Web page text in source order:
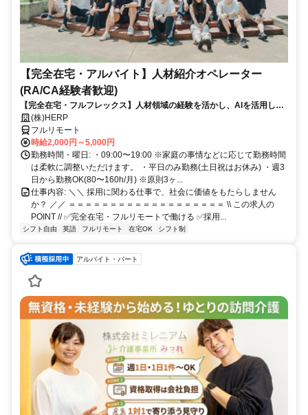
【完全在宅・アルバイト】人材紹介オペレーター
(RA/CA経験者歓迎)
【完全在宅・フルフレックス】人材領域の経験を活かし、AIを活用した
最先端の採用システムに携われる！
(株)HERP
フルリモート
時給2,000円～5,000円
勤務時間・曜日: ・09:00〜19:00 ※家庭の事情などに応じて勤務時間
は柔軟に調整いただけます。 ・平日のみ勤務(土日祝はお休み) ・週3
日から勤務OK(80〜160h/月) ※原則3ヶ...
仕事内容: ＼＼ 採用に関わる仕事で、社会に価値をもたらしません
か？ ／／ ＝＝＝＝＝＝＝＝＝＝＝＝＝＝＝＝＝＝＝ \\ この求人の
POINT // ✅完全在宅・フルリモートで働ける ✅採用...
シフト自由 英語 フルリモート 在宅OK シフト制
アルバイト・パート